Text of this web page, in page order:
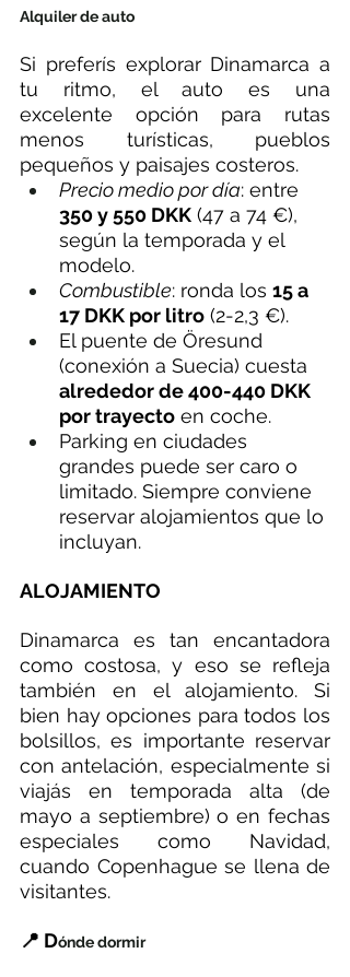
Alquiler de auto
Si preferís explorar Dinamarca a
tu ritmo, el auto es una
excelente opción para rutas
menos turísticas, pueblos
pequeños y paisajes costeros.
Precio medio por día: entre
350 y 550 DKK (47 a 74 €),
según la temporada y el
modelo.
Combustible: ronda los 15 a
17 DKK por litro (2-2,3 €).
El puente de Öresund
(conexión a Suecia) cuesta
alrededor de 400-440 DKK
por trayecto en coche.
Parking en ciudades
grandes puede ser caro o
limitado. Siempre conviene
reservar alojamientos que lo
incluyan.
ALOJAMIENTO
Dinamarca es tan encantadora
como costosa, y eso se refleja
también en el alojamiento. Si
bien hay opciones para todos los
bolsillos, es importante reservar
con antelación, especialmente si
viajás en temporada alta (de
mayo a septiembre) o en fechas
especiales como Navidad,
cuando Copenhague se llena de
visitantes.
📍 Dónde dormir